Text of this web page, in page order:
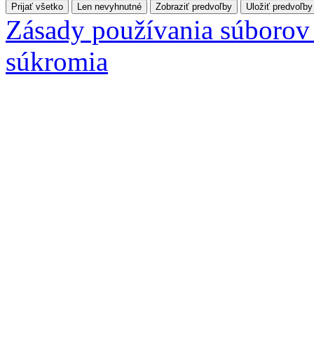
Prijať všetko Len nevyhnutné Zobraziť predvoľby Uložiť predvoľby
Zásady používania
súkromia